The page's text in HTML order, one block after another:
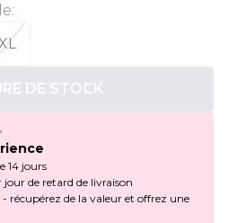
:
DE STOCK
14 jours
de retard de livraison
récupérez de la valeur et offrez une